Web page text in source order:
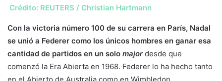
Crédito: REUTERS / Christian Hartmann
Con la victoria número 100 de su carrera en París, Nadal
se unió a Federer como los únicos hombres en ganar esa
cantidad de partidos en un solo majordesde que
comenzó la Era Abierta en 1968. Federer lo ha hecho tanto
en el Abierto de Australia como en Wimbledon.